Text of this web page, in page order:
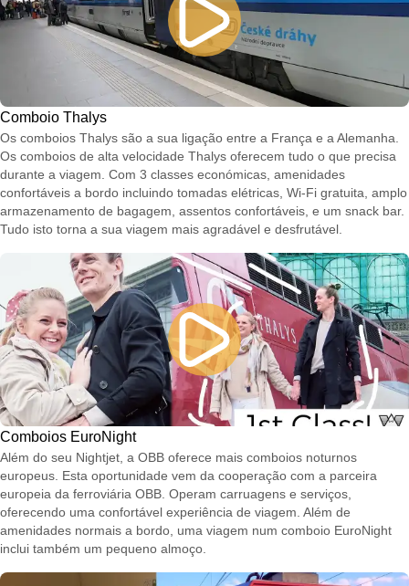
Comboio Thalys
Os comboios Thalys são a sua ligação entre a França e a Alemanha.
Os comboios de alta velocidade Thalys oferecem tudo o que precisa
durante a viagem. Com 3 classes económicas, amenidades
confortáveis a bordo incluindo tomadas elétricas, Wi-Fi gratuita, amplo
armazenamento de bagagem, assentos confortáveis, e um snack bar.
Tudo isto torna a sua viagem mais agradável e desfrutável.
Comboios EuroNight
Além do seu Nightjet, a OBB oferece mais comboios noturnos
europeus. Esta oportunidade vem da cooperação com a parceira
europeia da ferroviária OBB. Operam carruagens e serviços,
oferecendo uma confortável experiência de viagem. Além de
amenidades normais a bordo, uma viagem num comboio EuroNight
inclui também um pequeno almoço.